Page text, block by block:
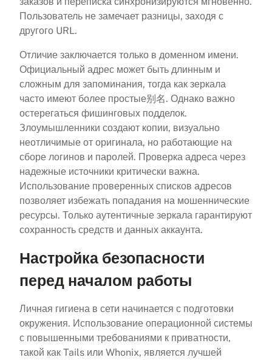
Пользователь не замечает разницы, заходя с
другого URL.
Отличие заключается только в доменном имени.
Официальный адрес может быть длинным и
сложным для запоминания, тогда как зеркала
часто имеют более простые别名. Однако важно
остерегаться фишинговых подделок.
Злоумышленники создают копии, визуально
неотличимые от оригинала, но работающие на
сборе логинов и паролей. Проверка адреса через
надежные источники критически важна.
Использование проверенных списков адресов
позволяет избежать попадания на мошеннические
ресурсы. Только аутентичные зеркала гарантируют
сохранность средств и данных аккаунта.
Настройка безопасности
перед началом работы
Личная гигиена в сети начинается с подготовки
окружения. Использование операционной системы
с повышенными требованиями к приватности,
такой как Tails или Whonix, является лучшей